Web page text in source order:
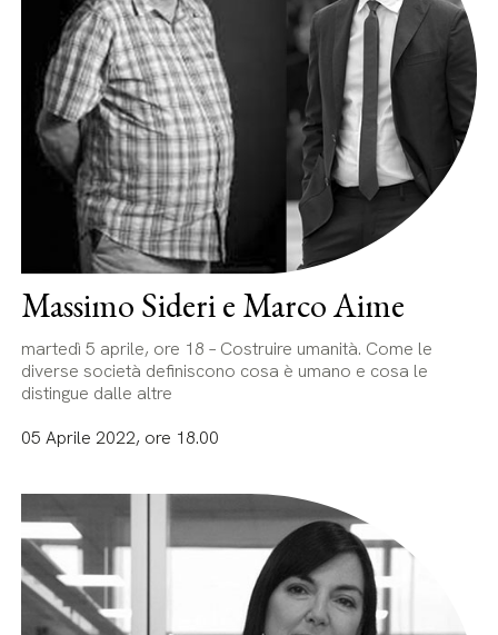
Massimo Sideri e Marco Aime
martedì 5 aprile, ore 18 – Costruire umanità. Come le
diverse società definiscono cosa è umano e cosa le
distingue dalle altre
05 Aprile 2022, ore 18.00